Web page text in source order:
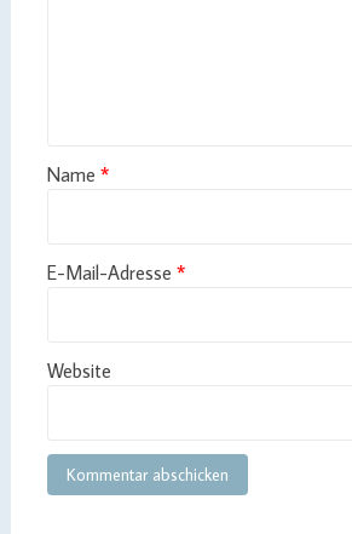
Name *
E-Mail-Adresse *
Website